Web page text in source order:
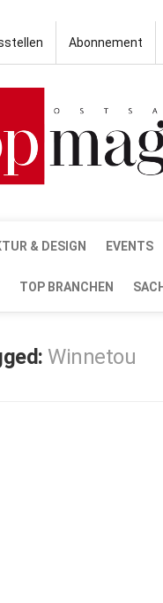
Abonnement
& DESIGN EVENTS
TOP BRANCHEN
Winnetou